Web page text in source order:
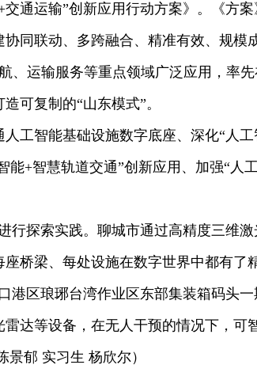
运输”创新应用行动方案》。《方案
同联动、多跨融合、精准有效、规模
、运输服务等重点领域广泛应用，率
可复制的“山东模式”。
智能基础设施数字底座、深化“人工
能+智慧轨道交通”创新应用、加强“人
探索实践。聊城市通过高精度三维激
桥梁、每处设施在数字世界中都有了
港区琅琊台湾作业区东部集装箱码头一
达等设备，在无人干预的情况下，可
郁 实习生 杨欣尔）